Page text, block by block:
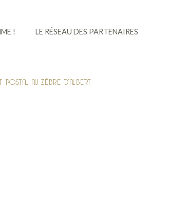
! LE RÉSEAU DES PARTENAIRES
POSTAL AU ZÈBRE D’ALBERT